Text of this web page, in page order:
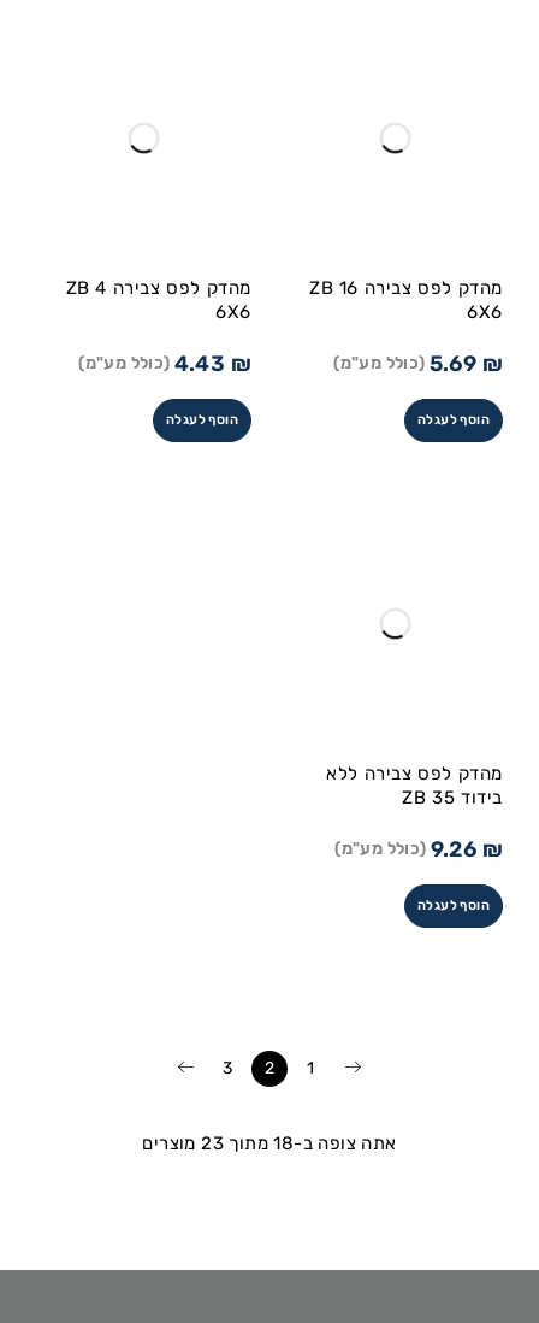
מהדק לפס צבירה ZB 16
6X6
5.69 ₪ (כולל מע"מ)
הוסף לעגלה
מהדק לפס צבירה ZB 4
6X6
4.43 ₪ (כולל מע"מ)
הוסף לעגלה
מהדק לפס צבירה ללא
בידוד ZB 35
9.26 ₪ (כולל מע"מ)
הוסף לעגלה
1
2
3
אתה צופה ב-18 מתוך 23 מוצרים